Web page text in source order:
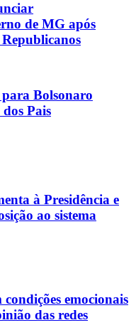
de MG após
Bolsonaro
Pais
à Presidência e
ao sistema
emocionais
das redes